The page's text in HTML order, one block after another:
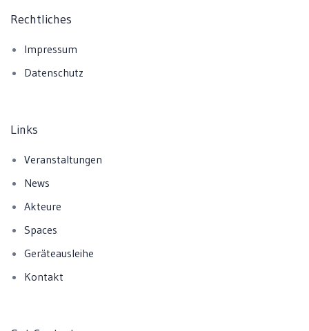
Rechtliches
Impressum
Datenschutz
Links
Veranstaltungen
News
Akteure
Spaces
Geräteausleihe
Kontakt